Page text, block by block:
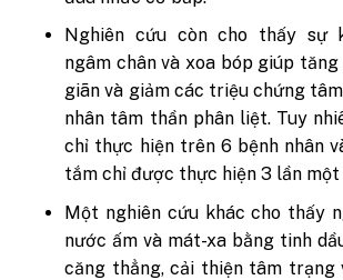
Nghiên cứu còn cho thấy sự
ngâm chân và xoa bóp giúp
giãn và giảm các triệu chứng
nhân tâm thần phân liệt. Tuy
chỉ thực hiện trên 6 bệnh nhân
tắm chỉ được thực hiện 3 lần một
Một nghiên cứu khác cho thấy
nước ấm và mát-xa bằng tinh
căng thẳng, cải thiện tâm trạng